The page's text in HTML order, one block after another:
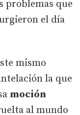
problemas que
el día
mismo
la que
moción
al mundo